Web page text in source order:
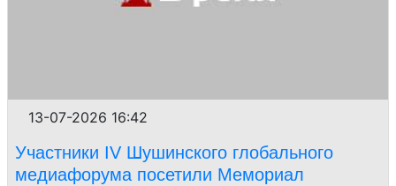
13-07-2026 16:42
Участники IV Шушинского глобального
медиафорума посетили Мемориал